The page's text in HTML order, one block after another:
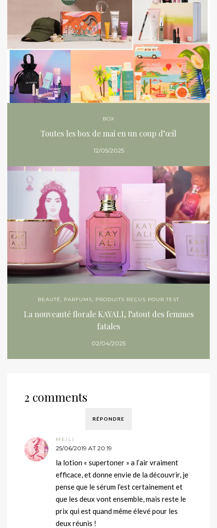
BOX
Toutes les box de mai en un coup d’œil
12/05/2025
BEAUTÉ, PARFUMS, PRODUITS REÇUS POUR TEST
La nouveauté florale KAYALI, l’atout des femmes
fatales
02/04/2025
2 comments
RÉPONDRE
MEILI
25/06/2019 AT 20:19
la lotion « supertoner » a l’air vraiment
efficace, et donne envie de la découvrir, je
pense que le sérum l’est certainement et
que les deux vont ensemble, mais reste le
prix qui est quand même élevé pour les
deux réunis !